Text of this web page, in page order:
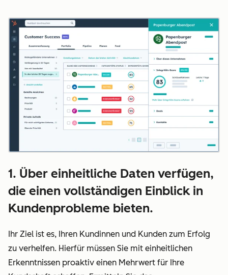
1. Über einheitliche Daten verfügen,
die einen vollständigen Einblick in
Kundenprobleme bieten.
Ihr Ziel ist es, Ihren Kundinnen und Kunden zum Erfolg
zu verhelfen. Hierfür müssen Sie mit einheitlichen
Erkenntnissen proaktiv einen Mehrwert für Ihre